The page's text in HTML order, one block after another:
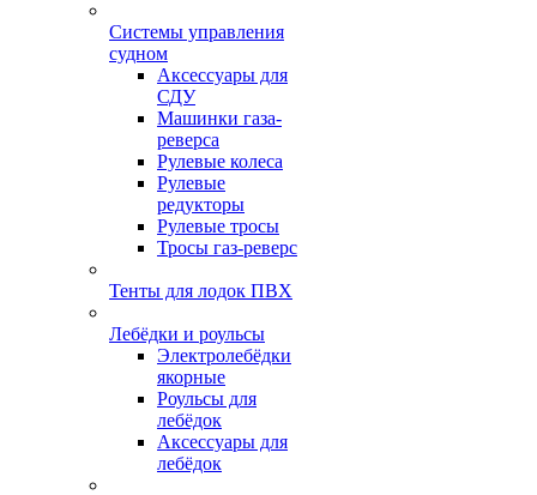
Системы управления
судном
Аксессуары для
СДУ
Машинки газа-
реверса
Рулевые колеса
Рулевые
редукторы
Рулевые тросы
Тросы газ-реверс
Тенты для лодок ПВХ
Лебёдки и роульсы
Электролебёдки
якорные
Роульсы для
лебёдок
Аксессуары для
лебёдок